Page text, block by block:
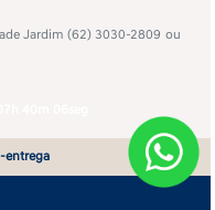
Jardim (62) 3030-2809 ou
entrega